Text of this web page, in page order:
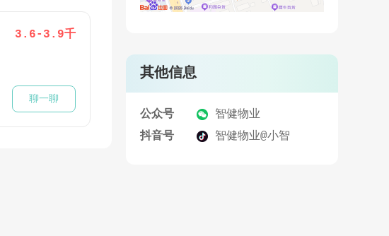
3.6-3.9千
聊一聊
其他信息
公众号
智健物业
抖音号
智健物业@小智